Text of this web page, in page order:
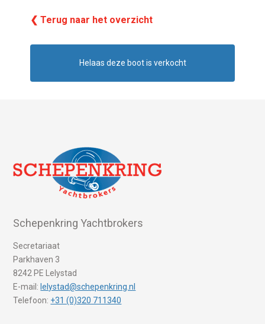
❮ Terug naar het overzicht
Helaas deze boot is verkocht
Schepenkring Yachtbrokers
Secretariaat
Parkhaven 3
8242 PE Lelystad
E-mail: lelystad@schepenkring.nl
Telefoon: +31 (0)320 711340